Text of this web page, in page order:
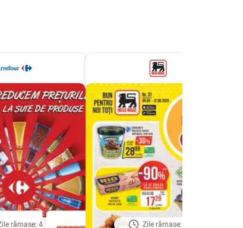
rămase: 4 Zile rămase: 5